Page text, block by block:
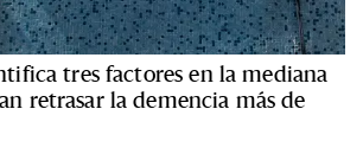
tres factores en la mediana
retrasar la demencia más de